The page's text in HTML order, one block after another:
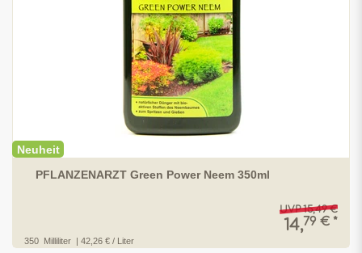
Neuheit
PFLANZENARZT Green Power Neem 350ml
UVP 15,49 €
14,79 € *
350 Milliliter | 42,26 € / Liter